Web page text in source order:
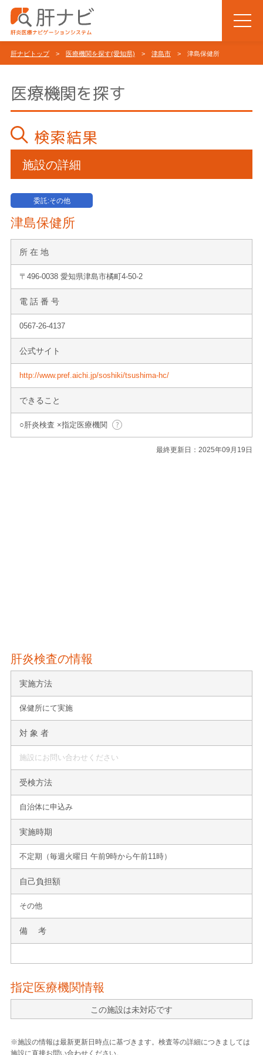
肝ナビトップ> 医療機関を探す(愛知県) > 津島市 > 津島保健所
医療機関を探す
検索結果
施設の詳細
委託:その他
津島保健所
所 在 地
〒496-0038 愛知県津島市橘町4-50-2
電 話 番 号
0567-26-4137
公式サイト
http://www.pref.aichi.jp/soshiki/tsushima-hc/
できること
○肝炎検査 ×指定医療機関
最終更新日：2025年09月19日
肝炎検査の情報
実施方法
保健所にて実施
対 象 者
施設にお問い合わせください
受検方法
自治体に申込み
実施時期
不定期（毎週火曜日 午前9時から午前11時）
自己負担額
その他
備 考
指定医療機関情報
この施設は未対応です
※施設の情報は最新更新日時点に基づきます。検査等の詳細につきましては
施設に直接お問い合わせください。